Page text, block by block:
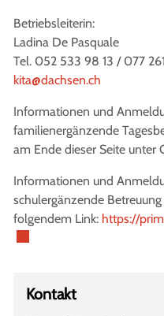
Betriebsleiterin:
Ladina De Pasquale
Tel. 052 533 98 13 / 077
kita@dachsen.ch
Informationen und
familienergänzende
am Ende dieser Seite unter
Informationen und
schulergänzende
folgendem Link: https://
Kontakt